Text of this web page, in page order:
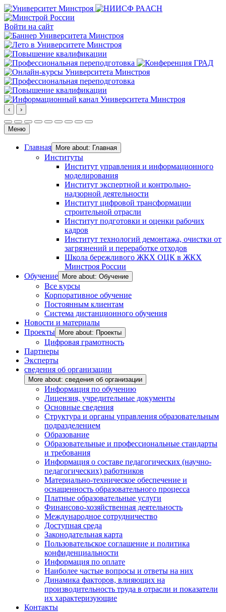
Войти на сайт
‹ ›
Меню
Главная More about: Главная
Институты
Институт управления и информационного
моделирования
Институт экспертной и контрольно-
надзорной деятельности
Институт цифровой трансформации
строительной отрасли
Институт подготовки и оценки рабочих
кадров
Институт технологий демонтажа, очистки от
загрязнений и переработке отходов
Школа бережливого ЖКХ ОЦК в ЖКХ
Минстроя России
Обучение
More about: Обучение
Все курсы
Корпоративное обучение
Постоянным клиентам
Система дистанционного обучения
Новости и материалы
Проекты
More about: Проекты
Цифровая грамотность
Партнеры
Эксперты
сведения об организации
More about: сведения об организации
Информация по обучению
Лицензия, учредительные документы
Основные сведения
Структура и органы управления образовательным
подразделением
Образование
Образовательные и профессиональные стандарты
и требования
Информация о составе педагогических (научно-
педагогических) работников
Материально-техническое обеспечение и
оснащенность образовательного процесса
Платные образовательные услуги
Финансово-хозяйственная деятельность
Международное сотрудничество
Доступная среда
Законодательная карта
Пользовательское соглашение и политика
конфиденциальности
Информация по оплате
Наиболее частые вопросы и ответы на них
Динамика факторов, влияющих на
производительность труда в отрасли и показатели
их характеризующие
Контакты